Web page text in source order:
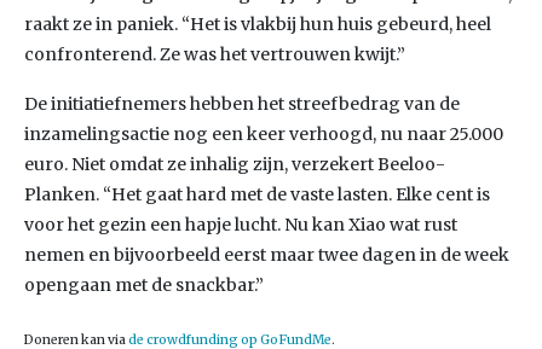
raakt ze in paniek. “Het is vlakbij hun huis gebeurd, heel
confronterend. Ze was het vertrouwen kwijt.”
De initiatiefnemers hebben het streefbedrag van de
inzamelingsactie nog een keer verhoogd, nu naar 25.000
euro. Niet omdat ze inhalig zijn, verzekert Beeloo-
Planken. “Het gaat hard met de vaste lasten. Elke cent is
voor het gezin een hapje lucht. Nu kan Xiao wat rust
nemen en bijvoorbeeld eerst maar twee dagen in de week
opengaan met de snackbar.”
Doneren kan viade crowdfunding op GoFundMe.